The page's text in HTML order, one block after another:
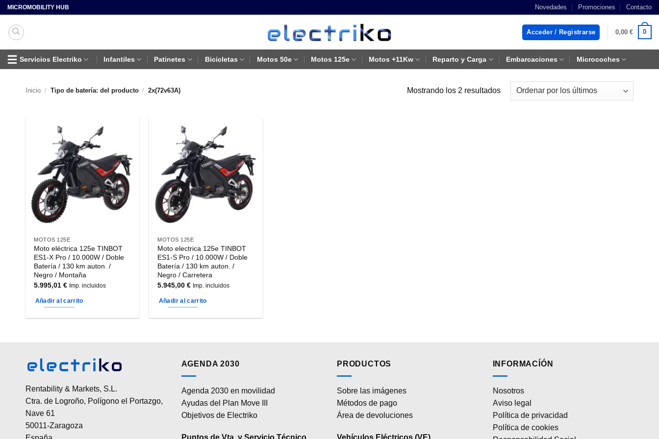
Saltar
contenido
MICROMOBILITY HUB Novedades Promociones Contacto
Acceder / Registrarse 0,00 € 0
Servicios Electriko Infantiles Patinetes Bicicletas Motos 50e Motos 125e Motos +11Kw Reparto y Carga Embarcaciones Microcoches
Inicio / Tipo de batería: del producto / 2x(72v63A) Mostrando los 2 resultadosOrdenado
por
MOTOS 125E
Moto eléctrica 125e TINBOT
ES1-X Pro / 10.000W / Doble
Batería / 130 km auton. /
Negro / Montaña
5.995,01€ Imp. incluidos
Añadir al carrito
MOTOS 125E
Moto electrica 125e TINBOT
ES1-S Pro / 10.000W / Doble
Batería / 130 km auton. /
Negro / Carretera
5.945,00€ Imp. incluidos
Añadir al carrito
Rentability & Markets, S.L.
Ctra. de Logroño, Polígono el Portazgo,
Nave 61
50011-Zaragoza
AGENDA 2030
Agenda 2030 en movilidad
Ayudas del Plan Move III
Objetivos de Electriko
PRODUCTOS
Sobre las imágenes
Métodos de pago
Área de devoluciones
INFORMACÍÓN
Nosotros
Aviso legal
Política de privacidad
Política de cookies